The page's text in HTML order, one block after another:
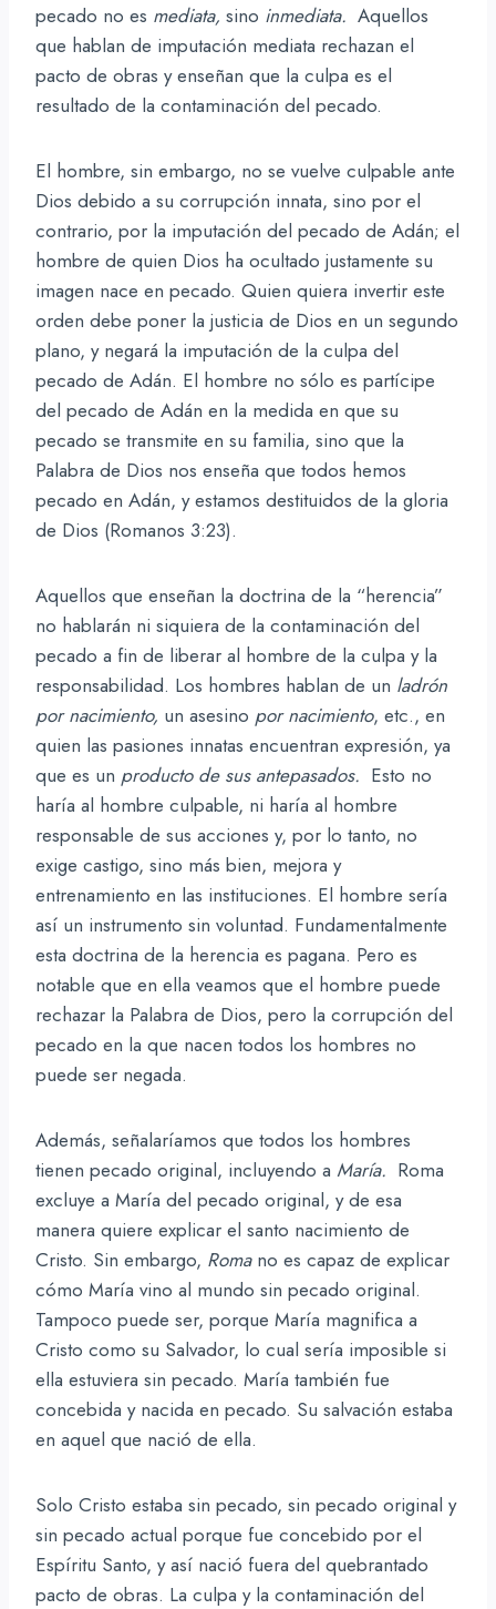
pecado no es mediata, sino inmediata. Aquellos
que hablan de imputación mediata rechazan el
pacto de obras y enseñan que la culpa es el
resultado de la contaminación del pecado.
El hombre, sin embargo, no se vuelve culpable ante
Dios debido a su corrupción innata, sino por el
contrario, por la imputación del pecado de Adán; el
hombre de quien Dios ha ocultado justamente su
imagen nace en pecado. Quien quiera invertir este
orden debe poner la justicia de Dios en un segundo
plano, y negará la imputación de la culpa del
pecado de Adán. El hombre no sólo es partícipe
del pecado de Adán en la medida en que su
pecado se transmite en su familia, sino que la
Palabra de Dios nos enseña que todos hemos
pecado en Adán, y estamos destituidos de la gloria
de Dios (Romanos 3:23).
Aquellos que enseñan la doctrina de la “herencia”
no hablarán ni siquiera de la contaminación del
pecado a fin de liberar al hombre de la culpa y la
responsabilidad. Los hombres hablan de un ladrón
por nacimiento, un asesino por nacimiento, etc., en
quien las pasiones innatas encuentran expresión, ya
que es un producto de sus antepasados. Esto no
haría al hombre culpable, ni haría al hombre
responsable de sus acciones y, por lo tanto, no
exige castigo, sino más bien, mejora y
entrenamiento en las instituciones. El hombre sería
así un instrumento sin voluntad. Fundamentalmente
esta doctrina de la herencia es pagana. Pero es
notable que en ella veamos que el hombre puede
rechazar la Palabra de Dios, pero la corrupción del
pecado en la que nacen todos los hombres no
puede ser negada.
Además, señalaríamos que todos los hombres
tienen pecado original, incluyendo a María. Roma
excluye a María del pecado original, y de esa
manera quiere explicar el santo nacimiento de
Cristo. Sin embargo, Roma no es capaz de explicar
cómo María vino al mundo sin pecado original.
Tampoco puede ser, porque María magnifica a
Cristo como su Salvador, lo cual sería imposible si
ella estuviera sin pecado. María también fue
concebida y nacida en pecado. Su salvación estaba
en aquel que nació de ella.
Solo Cristo estaba sin pecado, sin pecado original y
sin pecado actual porque fue concebido por el
Espíritu Santo, y así nació fuera del quebrantado
pacto de obras. La culpa y la contaminación del